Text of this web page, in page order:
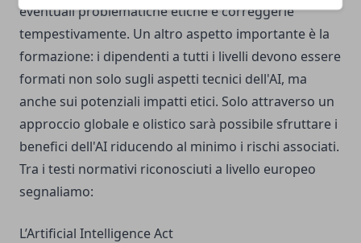
eventuali problematiche etiche e correggerle
tempestivamente. Un altro aspetto importante è la
formazione: i dipendenti a tutti i livelli devono essere
formati non solo sugli aspetti tecnici dell'AI, ma
anche sui potenziali impatti etici. Solo attraverso un
approccio globale e olistico sarà possibile sfruttare i
benefici dell'AI riducendo al minimo i rischi associati.
Tra i testi normativi riconosciuti a livello europeo
segnaliamo:
L’Artificial Intelligence Act